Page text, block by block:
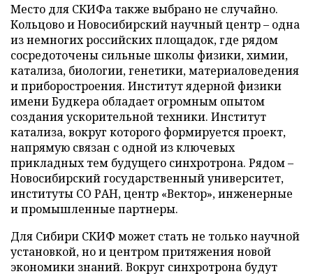
Место для СКИФа также выбрано не случайно.
Кольцово и Новосибирский научный центр – одна
из немногих российских площадок, где рядом
сосредоточены сильные школы физики, химии,
катализа, биологии, генетики, материаловедения
и приборостроения. Институт ядерной физики
имени Будкера обладает огромным опытом
создания ускорительной техники. Институт
катализа, вокруг которого формируется проект,
напрямую связан с одной из ключевых
прикладных тем будущего синхротрона. Рядом –
Новосибирский государственный университет,
институты СО РАН, центр «Вектор», инженерные
и промышленные партнеры.
Для Сибири СКИФ может стать не только научной
установкой, но и центром притяжения новой
экономики знаний. Вокруг синхротрона будут